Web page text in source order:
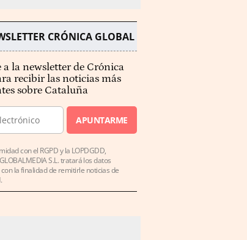
CRÓNICA GLOBAL
la newsletter de Crónica
recibir las noticias más
sobre Cataluña
APUNTARME
con el RGPD y la LOPDGDD,
S.L. tratará los datos
la finalidad de remitirle noticias de